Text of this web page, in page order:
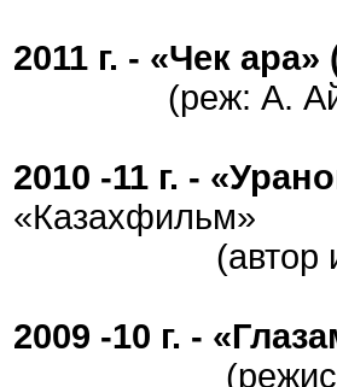
2011 г. - «Чек ара»
(реж: А.
2010 -11 г. -
«Казахфильм»
(автор и
2009 -10 г. -
(режиссёр